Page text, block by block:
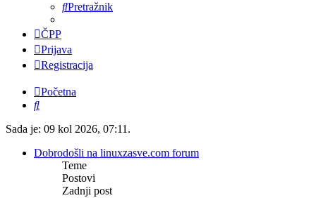
Pretražnik
ČPP
Prijava
Registracija
Početna
Pretražnik
Sada je: 09 kol 2026, 07:11.
Dobrodošli na linuxzasve.com forum
Teme
Postovi
Zadnji post